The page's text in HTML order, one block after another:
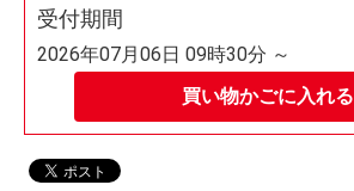
買い物かごに入れる
受付期間
2026年07月06日 09時30分 ～